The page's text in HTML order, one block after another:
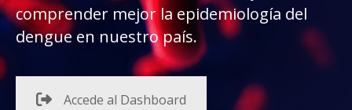
comprender mejor la epidemiología del
dengue en nuestro país.
Accede al Dashboard